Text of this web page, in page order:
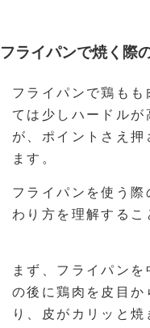
フライパンで焼く際
フライパンで鶏もも
ては少しハードル
が、ポイントさえ
ます。
フライパンを使う
わり方を理解するこ
まず、フライパン
の後に鶏肉を皮目か
り、皮がカリッと